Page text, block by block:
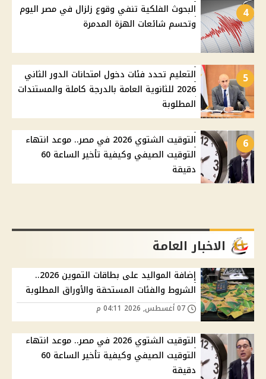
4
البحوث الفلكية تنفي وقوع زلزال في مصر اليوم
وتحسم شائعات الهزة المدمرة
5
التعليم تحدد فئات دخول امتحانات الدور الثاني
2026 للثانوية العامة بالدرجة كاملة والمستندات
المطلوبة
6
التوقيت الشتوي 2026 في مصر.. موعد انتهاء
التوقيت الصيفي وكيفية تأخير الساعة 60
دقيقة
الاخبار العامة
إضافة المواليد على بطاقات التموين 2026..
الشروط والفئات المستحقة والأوراق المطلوبة
التوقيت الشتوي 2026 في مصر.. موعد انتهاء
التوقيت الصيفي وكيفية تأخير الساعة 60
دقيقة